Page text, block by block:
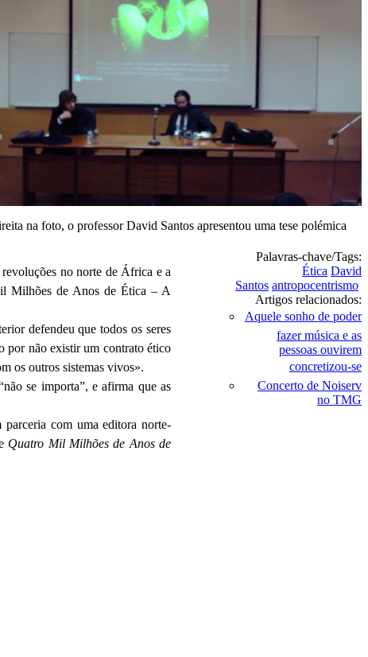
na foto, o professor David Santos apresentou uma tese polémica
revoluções no norte de África e a
Milhões de Anos de Ética – A
defendeu que todos os seres
por não existir um contrato ético
os outros sistemas vivos».
se importa”, e afirma que as
com uma editora norte-
Quatro Mil Milhões de Anos de
Palavras-chave/Tags:
Ética David
Santos antropocentrismo
Artigos relacionados:
Aquele sonho de poder
fazer música e as
pessoas ouvirem
concretizou-se
Concerto de Noiserv
no TMG